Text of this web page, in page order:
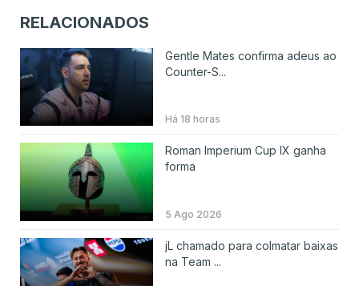
RELACIONADOS
Gentle Mates confirma adeus ao
Counter-S...
Há 18 horas
Roman Imperium Cup IX ganha
forma
5 Ago 2026
jL chamado para colmatar baixas
na Team ...